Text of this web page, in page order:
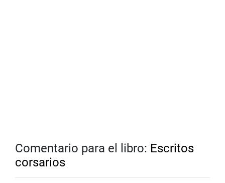
Comentario para el libro: Escritos
corsarios